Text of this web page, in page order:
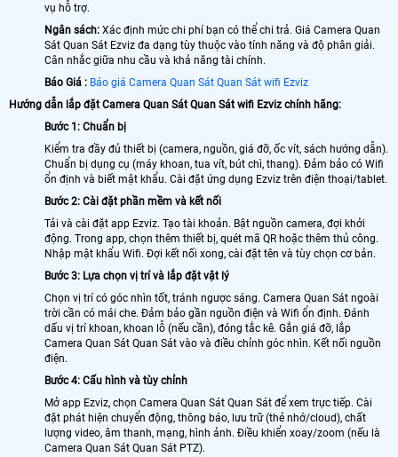
vụ hỗ trợ.
Ngân sách: Xác định mức chi phí bạn có thể chi trả. Giá Camera Quan
Sát Quan Sát Ezviz đa dạng tùy thuộc vào tính năng và độ phân giải.
Cân nhắc giữa nhu cầu và khả năng tài chính.
Báo Giá : Báo giá Camera Quan Sát Quan Sát wifi Ezviz
Hướng dẫn lắp đặt Camera Quan Sát Quan Sát wifi Ezviz chính hãng:
Bước 1: Chuẩn bị
Kiểm tra đầy đủ thiết bị (camera, nguồn, giá đỡ, ốc vít, sách hướng dẫn).
Chuẩn bị dụng cụ (máy khoan, tua vít, bút chì, thang). Đảm bảo có Wifi
ổn định và biết mật khẩu. Cài đặt ứng dụng Ezviz trên điện thoại/tablet.
Bước 2: Cài đặt phần mềm và kết nối
Tải và cài đặt app Ezviz. Tạo tài khoản. Bật nguồn camera, đợi khởi
động. Trong app, chọn thêm thiết bị, quét mã QR hoặc thêm thủ công.
Nhập mật khẩu Wifi. Đợi kết nối xong, cài đặt tên và tùy chọn cơ bản.
Bước 3: Lựa chọn vị trí và lắp đặt vật lý
Chọn vị trí có góc nhìn tốt, tránh ngược sáng. Camera Quan Sát ngoài
trời cần có mái che. Đảm bảo gần nguồn điện và Wifi ổn định. Đánh
dấu vị trí khoan, khoan lỗ (nếu cần), đóng tắc kê. Gắn giá đỡ, lắp
Camera Quan Sát Quan Sát vào và điều chỉnh góc nhìn. Kết nối nguồn
điện.
Bước 4: Cấu hình và tùy chỉnh
Mở app Ezviz, chọn Camera Quan Sát Quan Sát để xem trực tiếp. Cài
đặt phát hiện chuyển động, thông báo, lưu trữ (thẻ nhớ/cloud), chất
lượng video, âm thanh, mạng, hình ảnh. Điều khiển xoay/zoom (nếu là
Camera Quan Sát Quan Sát PTZ).